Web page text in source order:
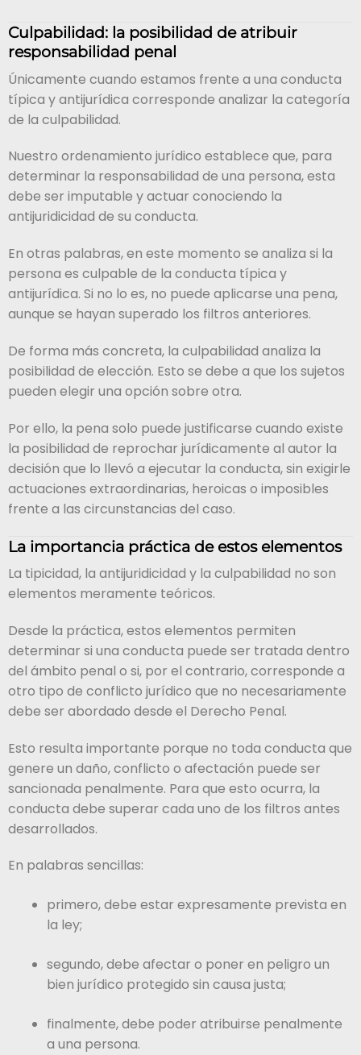
Culpabilidad: la posibilidad de atribuir
responsabilidad penal
Únicamente cuando estamos frente a una conducta
típica y antijurídica corresponde analizar la categoría
de la culpabilidad.
Nuestro ordenamiento jurídico establece que, para
determinar la responsabilidad de una persona, esta
debe ser imputable y actuar conociendo la
antijuridicidad de su conducta.
En otras palabras, en este momento se analiza si la
persona es culpable de la conducta típica y
antijurídica. Si no lo es, no puede aplicarse una pena,
aunque se hayan superado los filtros anteriores.
De forma más concreta, la culpabilidad analiza la
posibilidad de elección. Esto se debe a que los sujetos
pueden elegir una opción sobre otra.
Por ello, la pena solo puede justificarse cuando existe
la posibilidad de reprochar jurídicamente al autor la
decisión que lo llevó a ejecutar la conducta, sin exigirle
actuaciones extraordinarias, heroicas o imposibles
frente a las circunstancias del caso.
La importancia práctica de estos elementos
La tipicidad, la antijuridicidad y la culpabilidad no son
elementos meramente teóricos.
Desde la práctica, estos elementos permiten
determinar si una conducta puede ser tratada dentro
del ámbito penal o si, por el contrario, corresponde a
otro tipo de conflicto jurídico que no necesariamente
debe ser abordado desde el Derecho Penal.
Esto resulta importante porque no toda conducta que
genere un daño, conflicto o afectación puede ser
sancionada penalmente. Para que esto ocurra, la
conducta debe superar cada uno de los filtros antes
desarrollados.
En palabras sencillas:
primero, debe estar expresamente prevista en
la ley;
segundo, debe afectar o poner en peligro un
bien jurídico protegido sin causa justa;
finalmente, debe poder atribuirse penalmente
a una persona.